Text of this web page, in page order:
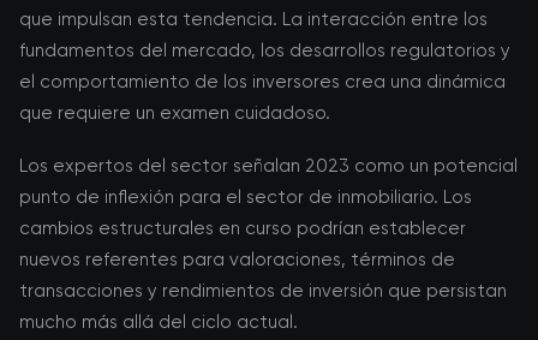
que impulsan esta tendencia. La interacción entre los
fundamentos del mercado, los desarrollos regulatorios y
el comportamiento de los inversores crea una dinámica
que requiere un examen cuidadoso.
Los expertos del sector señalan 2023 como un potencial
punto de inflexión para el sector de inmobiliario. Los
cambios estructurales en curso podrían establecer
nuevos referentes para valoraciones, términos de
transacciones y rendimientos de inversión que persistan
mucho más allá del ciclo actual.